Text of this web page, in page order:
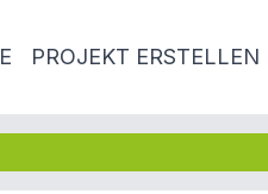
PROJEKT ERSTELLEN